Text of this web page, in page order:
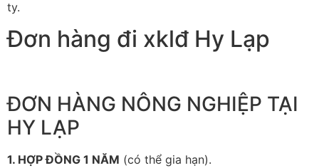
ty.
Đơn hàng đi xklđ Hy Lạp
ĐƠN HÀNG NÔNG NGHIỆP TẠI
HY LẠP
1. HỢP ĐỒNG 1 NĂM (có thể gia hạn).